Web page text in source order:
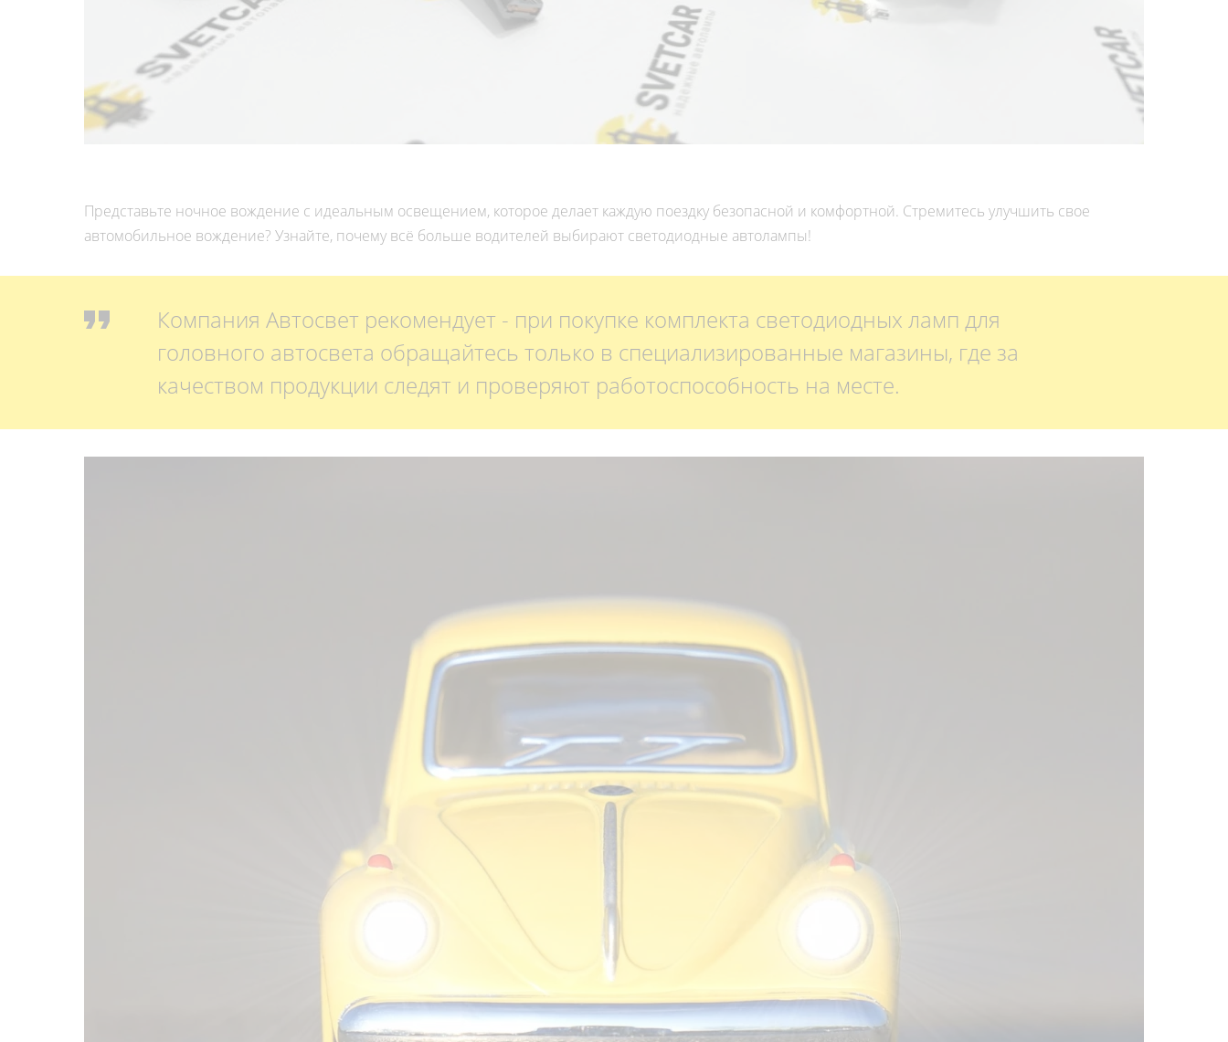
Представьте ночное вождение с идеальным освещением, которое делает каждую поездку безопасной и комфортной. Стремитесь улучшить свое
автомобильное вождение? Узнайте, почему всё больше водителей выбирают светодиодные автолампы!
Компания Автосвет рекомендует - при покупке комплекта светодиодных ламп для
головного автосвета обращайтесь только в специализированные магазины, где за
качеством продукции следят и проверяют работоспособность на месте.